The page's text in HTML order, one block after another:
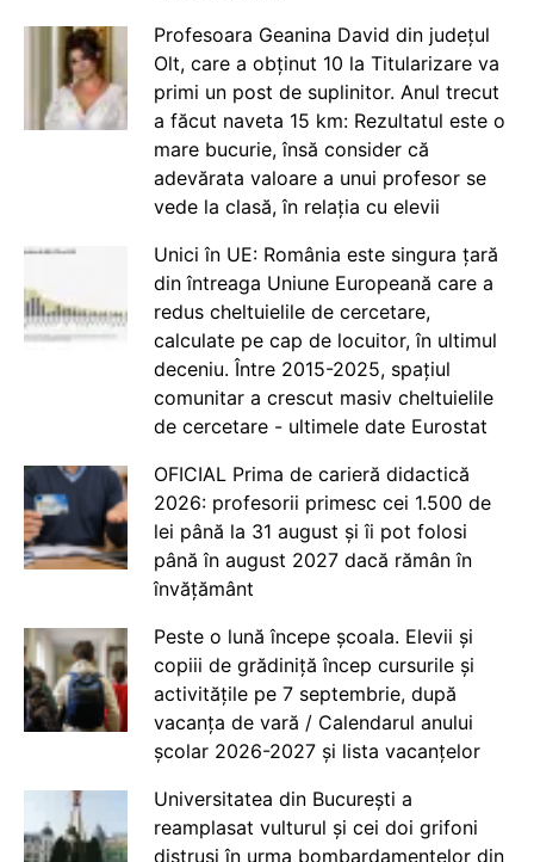
Profesoara Geanina David din județul
Olt, care a obținut 10 la Titularizare va
primi un post de suplinitor. Anul trecut
a făcut naveta 15 km: Rezultatul este o
mare bucurie, însă consider că
adevărata valoare a unui profesor se
vede la clasă, în relația cu elevii
Unici în UE: România este singura țară
din întreaga Uniune Europeană care a
redus cheltuielile de cercetare,
calculate pe cap de locuitor, în ultimul
deceniu. Între 2015-2025, spațiul
comunitar a crescut masiv cheltuielile
de cercetare - ultimele date Eurostat
OFICIAL Prima de carieră didactică
2026: profesorii primesc cei 1.500 de
lei până la 31 august și îi pot folosi
până în august 2027 dacă rămân în
învățământ
Peste o lună începe școala. Elevii și
copiii de grădiniță încep cursurile și
activitățile pe 7 septembrie, după
vacanța de vară / Calendarul anului
școlar 2026-2027 și lista vacanțelor
Universitatea din București a
reamplasat vulturul și cei doi grifoni
distruși în urma bombardamentelor din